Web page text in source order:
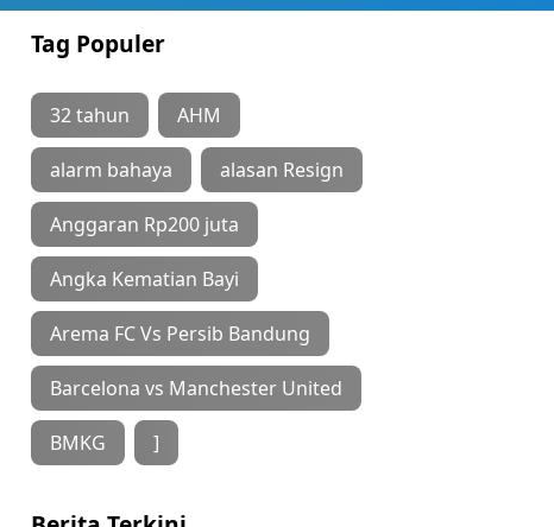
Tag Populer
32 tahun AHM
alarm bahaya alasan Resign
Anggaran Rp200 juta
Angka Kematian Bayi
Arema FC Vs Persib Bandung
Barcelona vs Manchester United
BMKG ]